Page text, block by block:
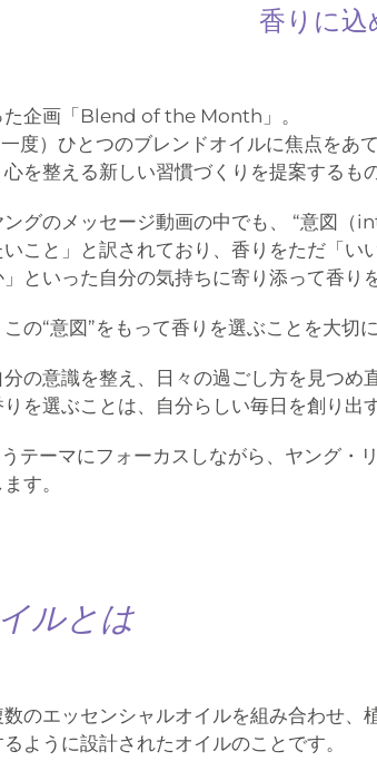
香りに込
た企画「Blend of the Month」。
度）ひとつのブレンドオイルに焦点を
を整える新しい習慣づくりを提案するも
グのメッセージ動画の中でも、 “意図
こと」と訳されており、香りをただ「
といった自分の気持ちに寄り添って香り
の“意図”をもって香りを選ぶことを大切
の意識を整え、日々の過ごし方を見つめ
を選ぶことは、自分らしい毎日を創り出
テーマにフォーカスしながら、ヤング
す。
ルとは
のエッセンシャルオイルを組み合わせ、
ように設計されたオイルのことです。